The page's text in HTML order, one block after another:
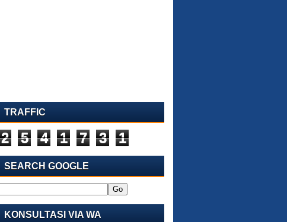
TRAFFIC
2 5 4 1 7 3 1
SEARCH GOOGLE
KONSULTASI VIA WA